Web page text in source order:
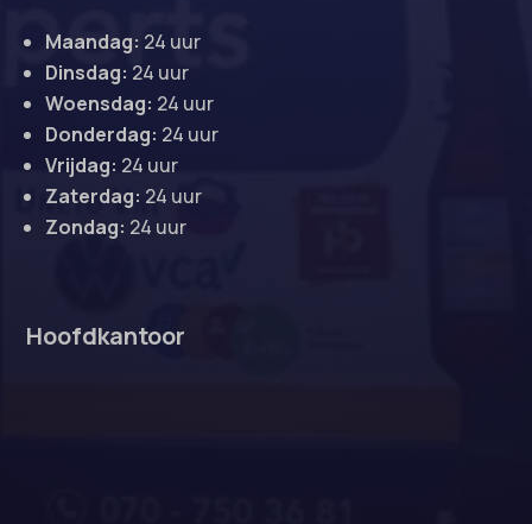
Maandag: 24 uur
Dinsdag: 24 uur
Woensdag: 24 uur
Donderdag: 24 uur
Vrijdag: 24 uur
Zaterdag: 24 uur
Zondag: 24 uur
Hoofdkantoor